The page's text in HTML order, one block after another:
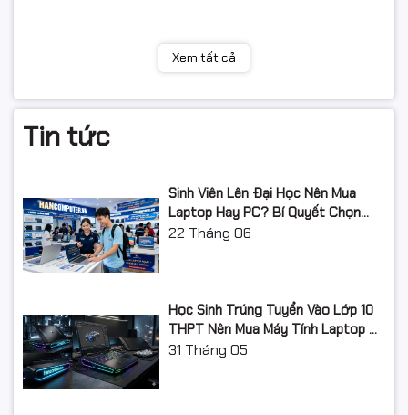
Xem tất cả
Tin tức
Sinh Viên Lên Đại Học Nên Mua
Laptop Hay PC? Bí Quyết Chọn
Máy Tính Đúng Nhu Cầu, Không
22 Tháng 06
Học Sinh Trúng Tuyển Vào Lớp 10
THPT Nên Mua Máy Tính Laptop Gì
Năm Học 2026 - 2027?
31 Tháng 05